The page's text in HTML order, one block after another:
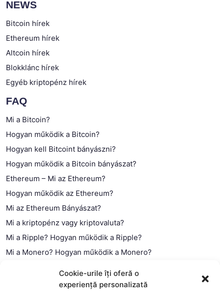
Cookie-urile îți oferă o
experiență personalizată
NEWS
Bitcoin hírek
Ethereum hírek
Altcoin hírek
Blokklánc hírek
Egyéb kriptopénz hírek
FAQ
Mi a Bitcoin?
Hogyan működik a Bitcoin?
Hogyan kell Bitcoint bányászni?
Hogyan működik a Bitcoin bányászat?
Ethereum – Mi az Ethereum?
Hogyan működik az Ethereum?
Mi az Ethereum Bányászat?
Mi a kriptopénz vagy kriptovaluta?
Mi a Ripple? Hogyan működik a Ripple?
Mi a Monero? Hogyan működik a Monero?
Mi a blokklánc (technológia)?